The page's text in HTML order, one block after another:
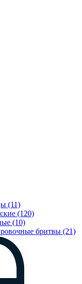
(11)
(120)
(10)
бритвы (21)